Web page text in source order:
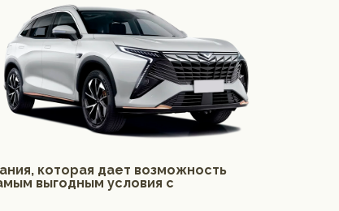
которая дает возможность
выгодным условия с